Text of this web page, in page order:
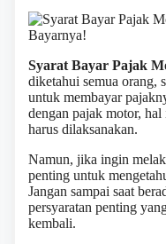
Syarat Bayar Pajak
diketahui semua orang,
untuk membayar
dengan pajak motor,
harus dilaksanakan.
Namun, jika ingin
penting untuk
Jangan sampai saat
persyaratan penting
kembali.